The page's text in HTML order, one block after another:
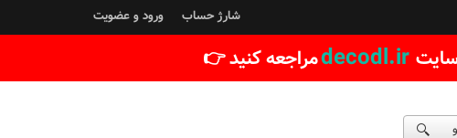
شارژ حساب ورود و عضویت
decodl.irمراجعه کنید 👉